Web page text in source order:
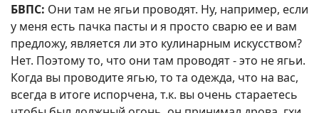
БВПС: Они там не ягьи проводят. Ну, например, если
у меня есть пачка пасты и я просто сварю ее и вам
предложу, является ли это кулинарным искусством?
Нет. Поэтому то, что они там проводят - это не ягьи.
Когда вы проводите ягью, то та одежда, что на вас,
всегда в итоге испорчена, т.к. вы очень стараетесь